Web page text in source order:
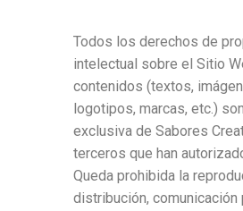
Todos los derechos de
intelectual sobre el Sitio
contenidos (textos,
logotipos, marcas, etc.)
exclusiva de Sabores
terceros que han
Queda prohibida la
distribución, comunicación